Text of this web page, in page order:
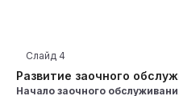
Развитие заочного
Слайд 4
Начало заочного